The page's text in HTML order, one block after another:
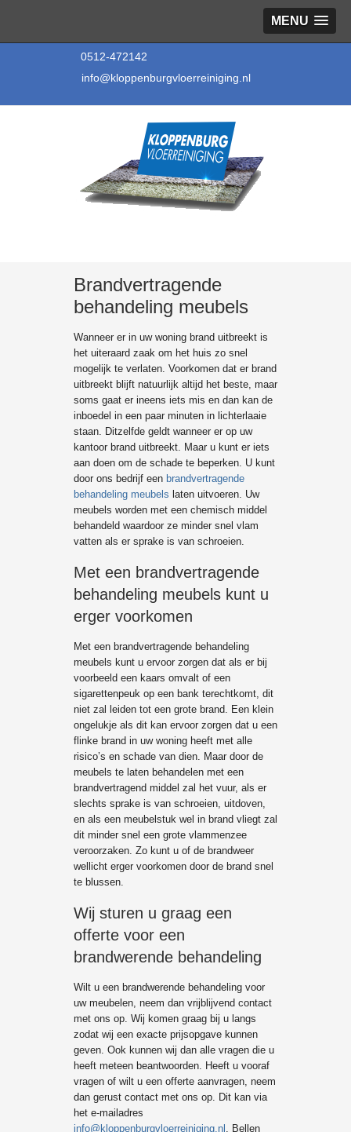
MENU
0512-472142
info@kloppenburgvloerreiniging.nl
Brandvertragende
behandeling meubels
Wanneer er in uw woning brand uitbreekt is
het uiteraard zaak om het huis zo snel
mogelijk te verlaten. Voorkomen dat er brand
uitbreekt blijft natuurlijk altijd het beste, maar
soms gaat er ineens iets mis en dan kan de
inboedel in een paar minuten in lichterlaaie
staan. Ditzelfde geldt wanneer er op uw
kantoor brand uitbreekt. Maar u kunt er iets
aan doen om de schade te beperken. U kunt
door ons bedrijf een brandvertragende
behandeling meubels laten uitvoeren. Uw
meubels worden met een chemisch middel
behandeld waardoor ze minder snel vlam
vatten als er sprake is van schroeien.
Met een brandvertragende
behandeling meubels kunt u
erger voorkomen
Met een brandvertragende behandeling
meubels kunt u ervoor zorgen dat als er bij
voorbeeld een kaars omvalt of een
sigarettenpeuk op een bank terechtkomt, dit
niet zal leiden tot een grote brand. Een klein
ongelukje als dit kan ervoor zorgen dat u een
flinke brand in uw woning heeft met alle
risico’s en schade van dien. Maar door de
meubels te laten behandelen met een
brandvertragend middel zal het vuur, als er
slechts sprake is van schroeien, uitdoven,
en als een meubelstuk wel in brand vliegt zal
dit minder snel een grote vlammenzee
veroorzaken. Zo kunt u of de brandweer
wellicht erger voorkomen door de brand snel
te blussen.
Wij sturen u graag een
offerte voor een
brandwerende behandeling
Wilt u een brandwerende behandeling voor
uw meubelen, neem dan vrijblijvend contact
met ons op. Wij komen graag bij u langs
zodat wij een exacte prijsopgave kunnen
geven. Ook kunnen wij dan alle vragen die u
heeft meteen beantwoorden. Heeft u vooraf
vragen of wilt u een offerte aanvragen, neem
dan gerust contact met ons op. Dit kan via
het e-mailadres
info@kloppenburgvloerreiniging.nl . Bellen